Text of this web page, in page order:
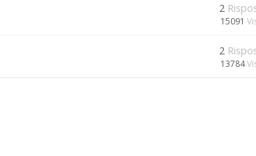
2
15091
2
13784